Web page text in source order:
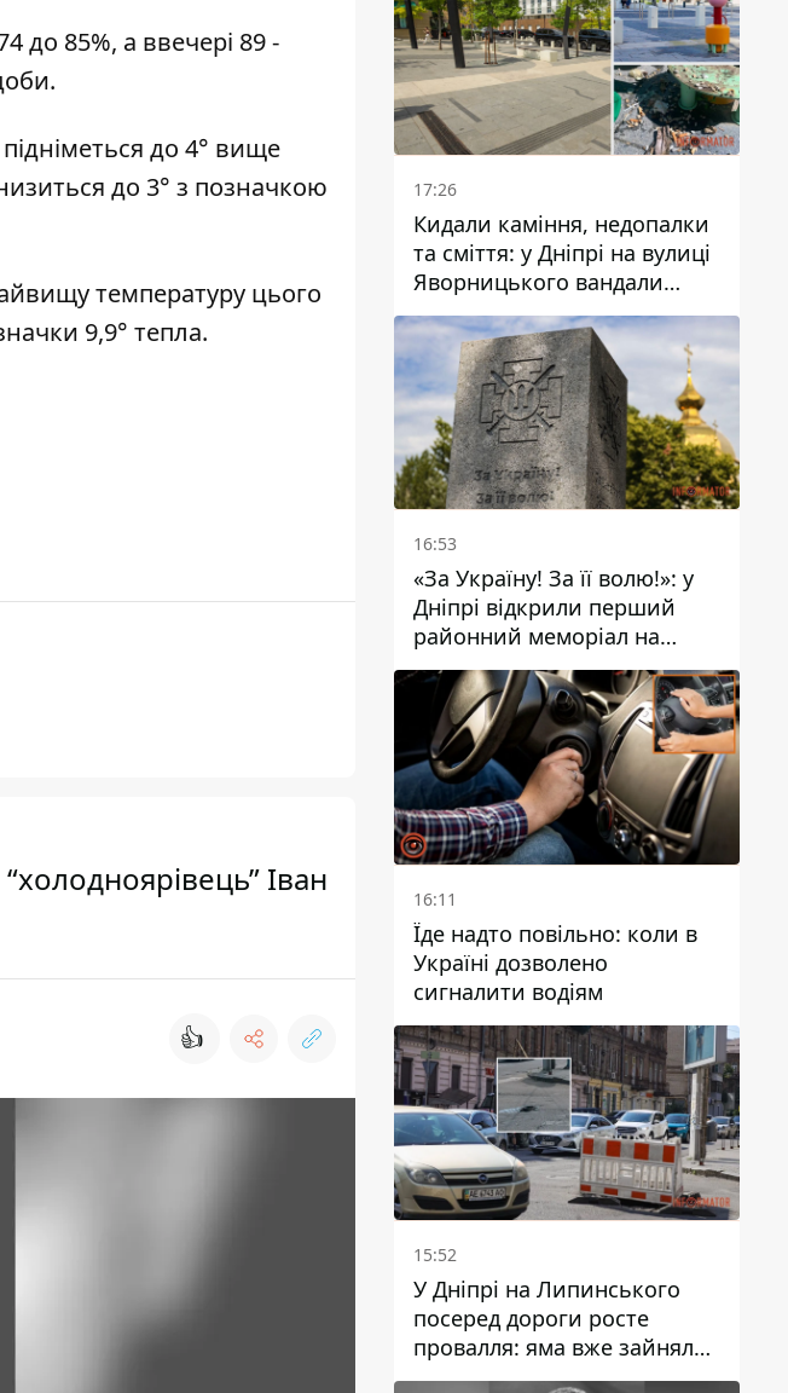
до 85%, а ввечері 89 -
до 4° вище
до 3° з позначкою
температуру цього
9,9° тепла.
Іван
👍
17:26
Кидали каміння, недопалки
та сміття: у Дніпрі на вулиці
Яворницького вандали
пошкодили питні фонтани
16:53
«За Україну! За її волю!»: у
Дніпрі відкрили перший
районний меморіал на
честь полеглих Захисників
16:11
Їде надто повільно: коли в
Україні дозволено
сигналити водіям
15:52
У Дніпрі на Липинського
посеред дороги росте
провалля: яма вже зайняла
смугу руху